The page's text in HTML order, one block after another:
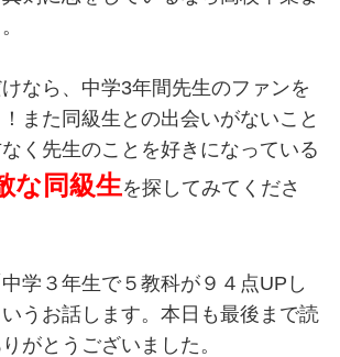
なら、中学3年間先生のファンを
また同級生との出会いがないこと
く先生のことを好きになっている
な同級生を探してみてくださ
学３年生で５教科が９４点UPし
うお話します。本日も最後まで読
がとうございました。